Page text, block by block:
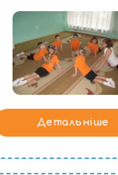
Детальніше